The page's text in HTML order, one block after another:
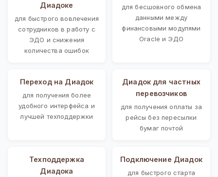
Диадоке
для быстрого вовлечения
сотрудников в работу с
ЭДО и снижения
количества ошибок
для бесшовного обмена
данными между
финансовыми модулями
Oracle и ЭДО
Переход на Диадок
для получения более
удобного интерфейса и
лучшей техподдержки
Диадок для частных
перевозчиков
для получения оплаты за
рейсы без пересылки
бумаг почтой
Техподдержка
Диадока
Подключение Диадок
для быстрого старта